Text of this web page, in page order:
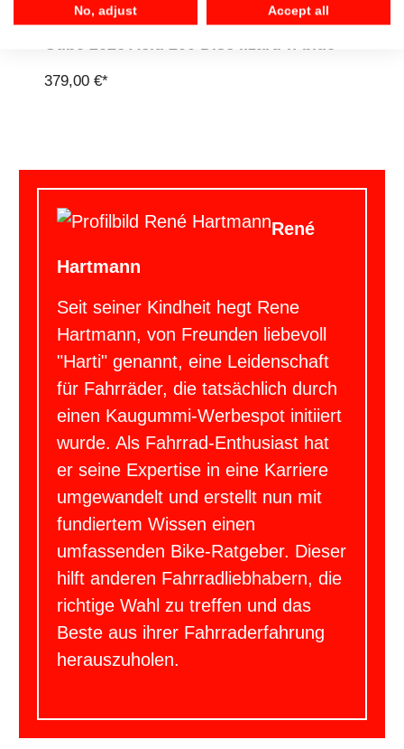
Cube 2026 Acid 200 Disc lizard´n´blue
379,00 €*
René
Hartmann
Seit seiner Kindheit hegt Rene
Hartmann, von Freunden liebevoll
"Harti" genannt, eine Leidenschaft
für Fahrräder, die tatsächlich durch
einen Kaugummi-Werbespot initiiert
wurde. Als Fahrrad-Enthusiast hat
er seine Expertise in eine Karriere
umgewandelt und erstellt nun mit
fundiertem Wissen einen
umfassenden Bike-Ratgeber. Dieser
hilft anderen Fahrradliebhabern, die
richtige Wahl zu treffen und das
Beste aus ihrer Fahrraderfahrung
herauszuholen.
No, adjust Accept all